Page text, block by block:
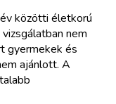
közötti életkorú
nem
gyermekek és
ajánlott. A